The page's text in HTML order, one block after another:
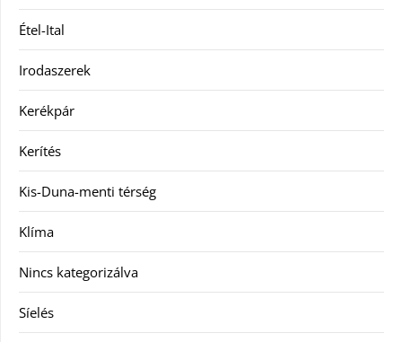
Étel-Ital
Irodaszerek
Kerékpár
Kerítés
Kis-Duna-menti térség
Klíma
Nincs kategorizálva
Síelés